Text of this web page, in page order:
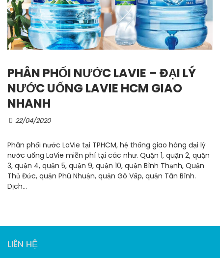
PHÂN PHỐI NƯỚC LAVIE – ĐẠI LÝ
NƯỚC UỐNG LAVIE HCM GIAO
NHANH
22/04/2020
Phân phối nước LaVie tại TPHCM, hệ thống giao hàng đại lý
nước uống LaVie miễn phí tại các như. Quận 1, quận 2, quận
3, quận 4, quận 5, quận 9, quận 10, quận Bình Thạnh, Quận
Thủ Đức, quận Phú Nhuận, quận Gò Vấp, quận Tân Bình.
Dịch...
LIÊN HỆ